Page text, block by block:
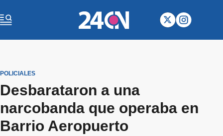
POLICIALES
Desbarataron a una
narcobanda que operaba en
Barrio Aeropuerto